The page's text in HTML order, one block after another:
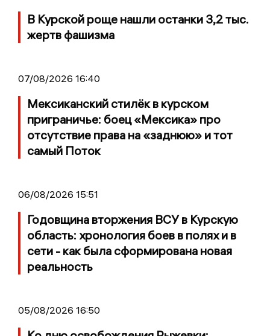
В Курской роще нашли останки 3,2 тыс.
жертв фашизма
07/08/2026 16:40
Мексиканский стилёк в курском
приграничье: боец «Мексика» про
отсутствие права на «заднюю» и тот
самый Поток
06/08/2026 15:51
Годовщина вторжения ВСУ в Курскую
область: хронология боев в полях и в
сети - как была сформирована новая
реальность
05/08/2026 16:50